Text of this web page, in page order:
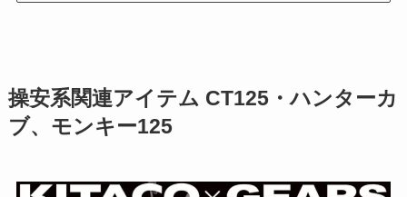
操安系関連アイテム CT125・ハンターカ
ブ、モンキー125